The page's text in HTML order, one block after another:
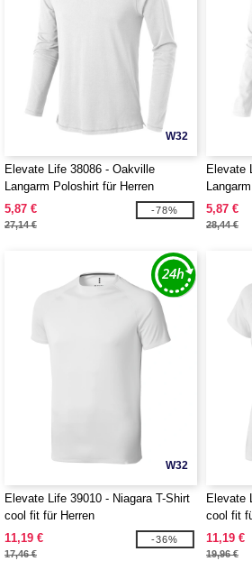
W32
Elevate Life 38086 - Oakville
Langarm Poloshirt für Herren
5,87 €
27,14 €
-78%
Elevate
5,87 €
28,44 €
W32
Elevate Life 39010 - Niagara T-Shirt
cool fit für Herren
11,19 €
17,46 €
-36%
Elevate
cool fit
11,19 €
19,96 €